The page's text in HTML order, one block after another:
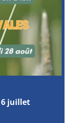
6 juillet